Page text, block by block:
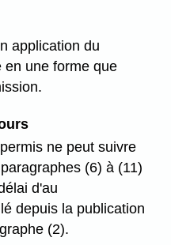
application du
en une forme que
ne peut suivre
(6) à (11)
d'au
depuis la publication
(2).